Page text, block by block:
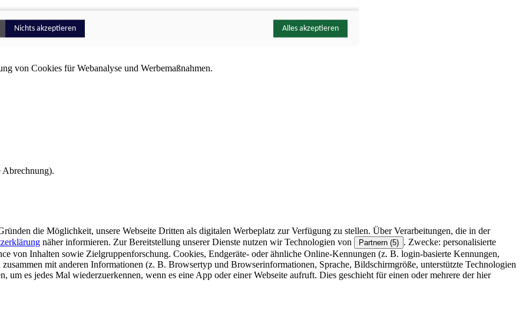
von Cookies für Webanalyse und Werbemaßnahmen.
Abrechnung).
die Möglichkeit, unsere Webseite Dritten als digitalen Werbeplatz zur Verfügung zu stellen. Über Verarbeitungen, die in der
näher informieren. Zur Bereitstellung unserer Dienste nutzen wir Technologien von Partnern (5) . Zwecke: personalisierte
von Inhalten sowie Zielgruppenforschung. Cookies, Endgeräte- oder ähnliche Online-Kennungen (z. B. login-basierte Kennungen,
mit anderen Informationen (z. B. Browsertyp und Browserinformationen, Sprache, Bildschirmgröße, unterstützte Technologien
um es jedes Mal wiederzuerkennen, wenn es eine App oder einer Webseite aufruft. Dies geschieht für einen oder mehrere der hier
Nichts akzeptieren Alles akzeptieren